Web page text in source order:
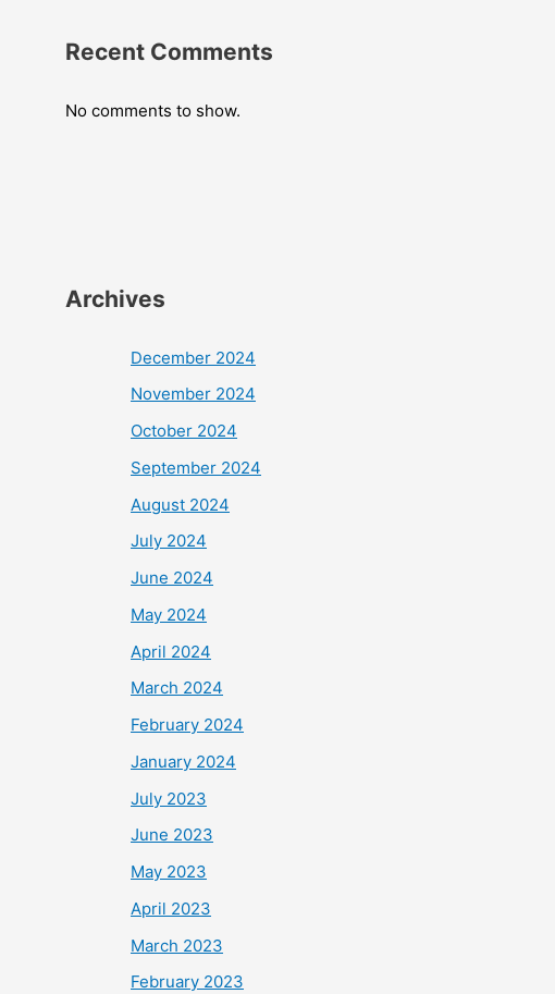
Recent Comments
No comments to show.
Archives
December 2024
November 2024
October 2024
September 2024
August 2024
July 2024
June 2024
May 2024
April 2024
March 2024
February 2024
January 2024
July 2023
June 2023
May 2023
April 2023
March 2023
February 2023